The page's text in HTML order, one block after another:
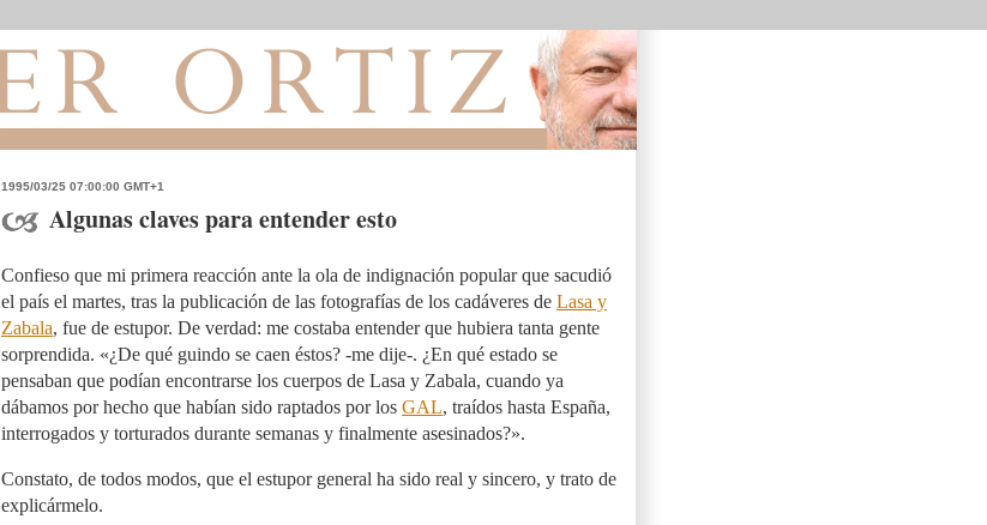
1995/03/25 07:00:00 GMT+1
Algunas claves para entender esto
Confieso que mi primera reacción ante la ola de indignación popular que sacudió
el país el martes, tras la publicación de las fotografías de los cadáveres de Lasa y
Zabala, fue de estupor. De verdad: me costaba entender que hubiera tanta gente
sorprendida. «¿De qué guindo se caen éstos? -me dije-. ¿En qué estado se
pensaban que podían encontrarse los cuerpos de Lasa y Zabala, cuando ya
dábamos por hecho que habían sido raptados por los GAL, traídos hasta España,
interrogados y torturados durante semanas y finalmente asesinados?».
Constato, de todos modos, que el estupor general ha sido real y sincero, y trato de
explicármelo.